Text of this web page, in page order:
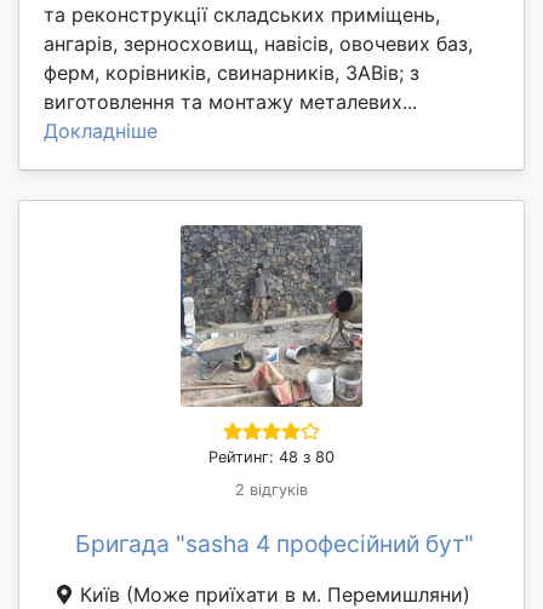
та реконструкції складських приміщень,
ангарів, зерносховищ, навісів, овочевих баз,
ферм, корівників, свинарників, ЗАВів; з
виготовлення та монтажу металевих...
Докладніше
Рейтинг: 48 з 80
2 відгуків
Бригада "sasha 4 професійний бут"
Київ (Може приїхати в м. Перемишляни)